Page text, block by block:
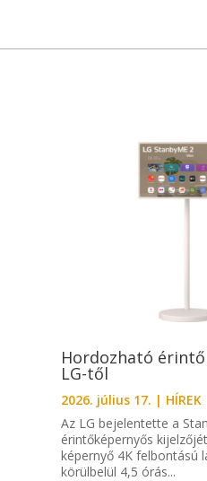
Hordozható
LG-től
2026. július 17. | HÍREK
Az LG bejelentette a
érintőképernyős
képernyő 4K felbontású
körülbelül 4,5 órás...